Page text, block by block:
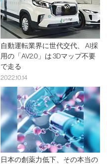
自動運転業界に世代交代、 AI採
用の「AV2.0」は 3Dマップ不要
で走る
2022.10.14
日本の創薬力低下、その本当の